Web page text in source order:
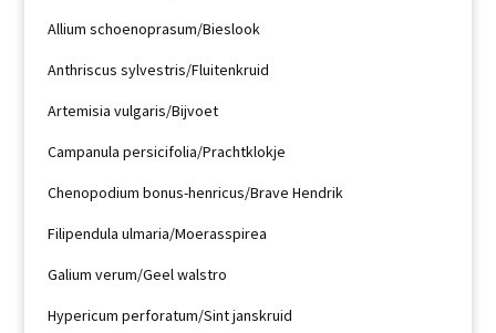
Allium schoenoprasum/Bieslook
Anthriscus sylvestris/Fluitenkruid
Artemisia vulgaris/Bijvoet
Campanula persicifolia/Prachtklokje
Chenopodium bonus-henricus/Brave Hendrik
Filipendula ulmaria/Moerasspirea
Galium verum/Geel walstro
Hypericum perforatum/Sint janskruid